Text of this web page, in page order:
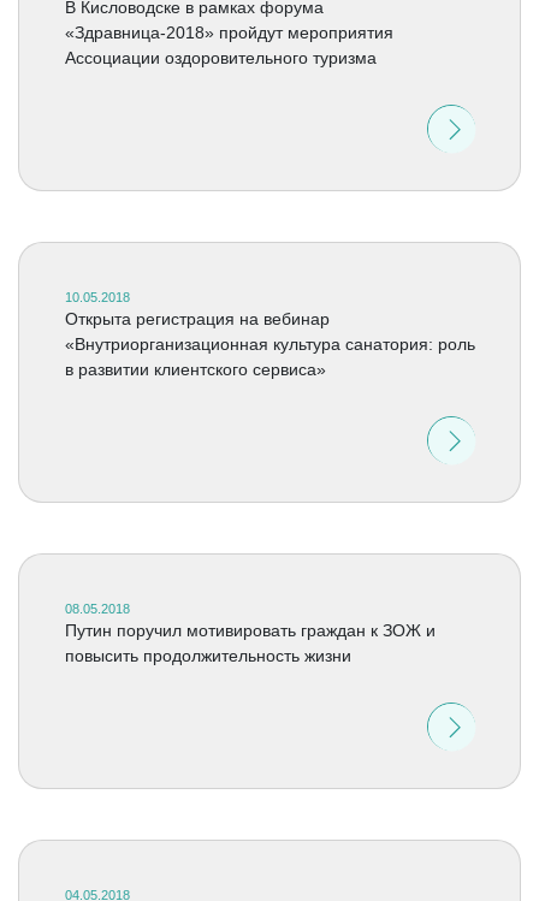
В Кисловодске в рамках форума
«Здравница-2018» пройдут мероприятия
Ассоциации оздоровительного туризма
10.05.2018
Открыта регистрация на вебинар
«Внутриорганизационная культура санатория: роль
в развитии клиентского сервиса»
08.05.2018
Путин поручил мотивировать граждан к ЗОЖ и
повысить продолжительность жизни
04.05.2018